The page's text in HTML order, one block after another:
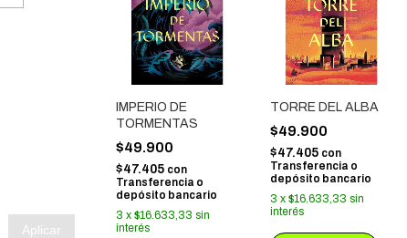
Aplicar
IMPERIO DE
TORMENTAS
$49.900
$47.405 con
Transferencia o
depósito bancario
3 x $16.633,33 sin
interés
TORRE DEL ALBA
$49.900
$47.405 con
Transferencia o
depósito bancario
3 x $16.633,33 sin
interés